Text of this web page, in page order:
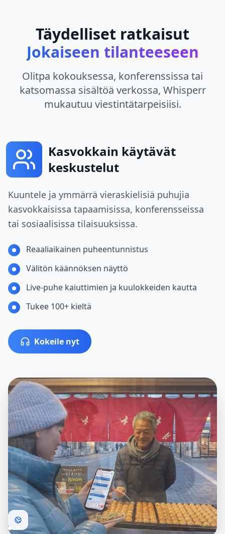
Täydelliset ratkaisut
Jokaiseen tilanteeseen
Olitpa kokouksessa, konferenssissa tai
katsomassa sisältöä verkossa, Whisperr
mukautuu viestintätarpeisiisi.
Kasvokkain käytävät
keskustelut
Kuuntele ja ymmärrä vieraskielisiä puhujia
kasvokkaisissa tapaamisissa, konferensseissa
tai sosiaalisissa tilaisuuksissa.
Reaaliaikainen puheentunnistus
Välitön käännöksen näyttö
Live-puhe kaiuttimien ja kuulokkeiden kautta
Tukee 100+ kieltä
Kokeile nyt